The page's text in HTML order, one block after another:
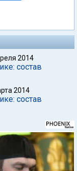
2014
состав
2014
состав